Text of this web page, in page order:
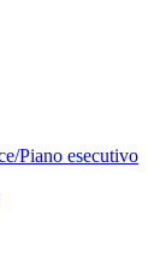
Piano esecutivo